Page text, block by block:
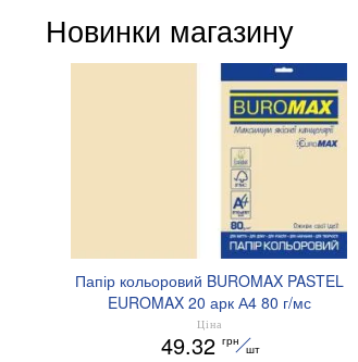
Новинки магазину
Папір кольоровий BUROMAX PASTEL
EUROMAX 20 арк А4 80 г/мс
BM.2721220E-08
Ціна
49.32 грн
шт